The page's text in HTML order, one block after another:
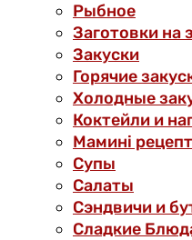
Рыбное
Заготовки на
Закуски
Горячие
Холодные
Коктейли и
Мамині
Супы
Салаты
Сэндвичи и
Сладкие